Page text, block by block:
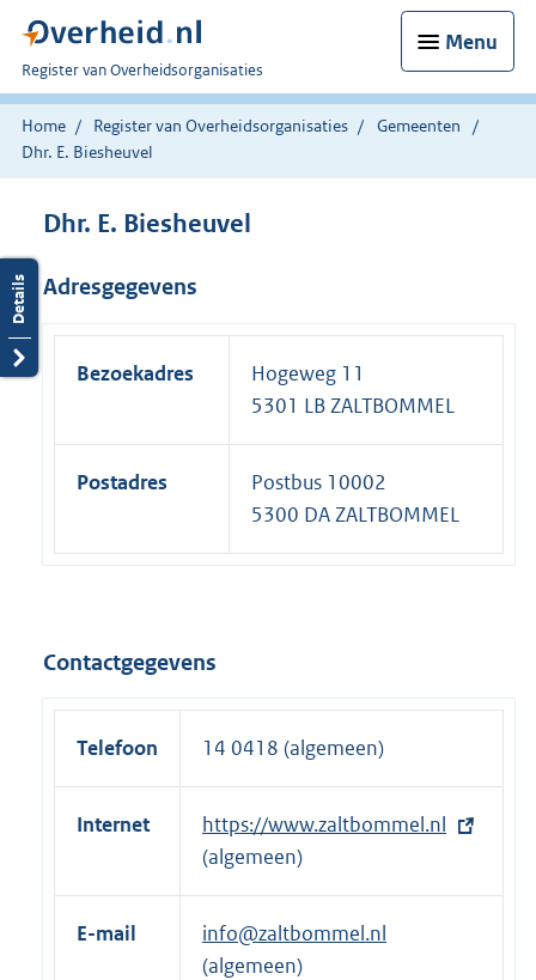
Menu
U
bent
nu
hier:
Register van Overheidsorganisaties
Home Register van Overheidsorganisaties
Gemeenten
Dhr. E. Biesheuvel
Dhr. E. Biesheuvel
Adresgegevens
Bezoekadres
Hogeweg 11
5301 LB ZALTBOMMEL
Postadres
Postbus 10002
5300 DA ZALTBOMMEL
Contactgegevens
Telefoon 14 0418 (algemeen)
Internet
E
x
t
e
r
https://www.zaltbommel.nl
(algemeen)
E-mail
info@zaltbommel.nl
(algemeen)